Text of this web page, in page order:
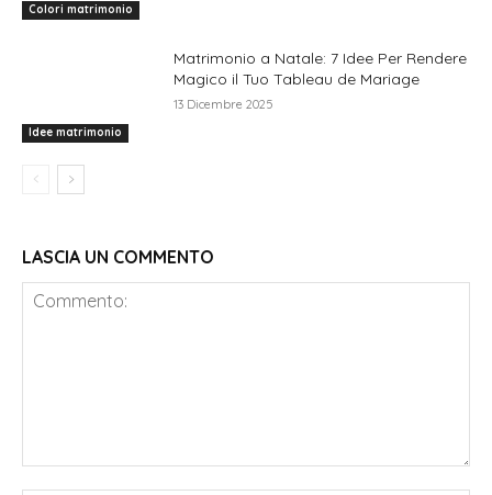
Colori matrimonio
Idee matrimonio
Matrimonio a Natale: 7 Idee Per Rendere
Magico il Tuo Tableau de Mariage
13 Dicembre 2025
LASCIA UN COMMENTO